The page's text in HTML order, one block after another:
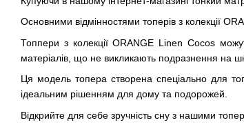
Основними відмінностями топерів з колекції
Топпери з колекції ORANGE Linen Cocos
матеріалів, що не викликають подразнення на
Ця модель топера створена спеціально для
ідеальним рішенням для дому та подорожей.
Відкрийте для себе зручність сну з нашими